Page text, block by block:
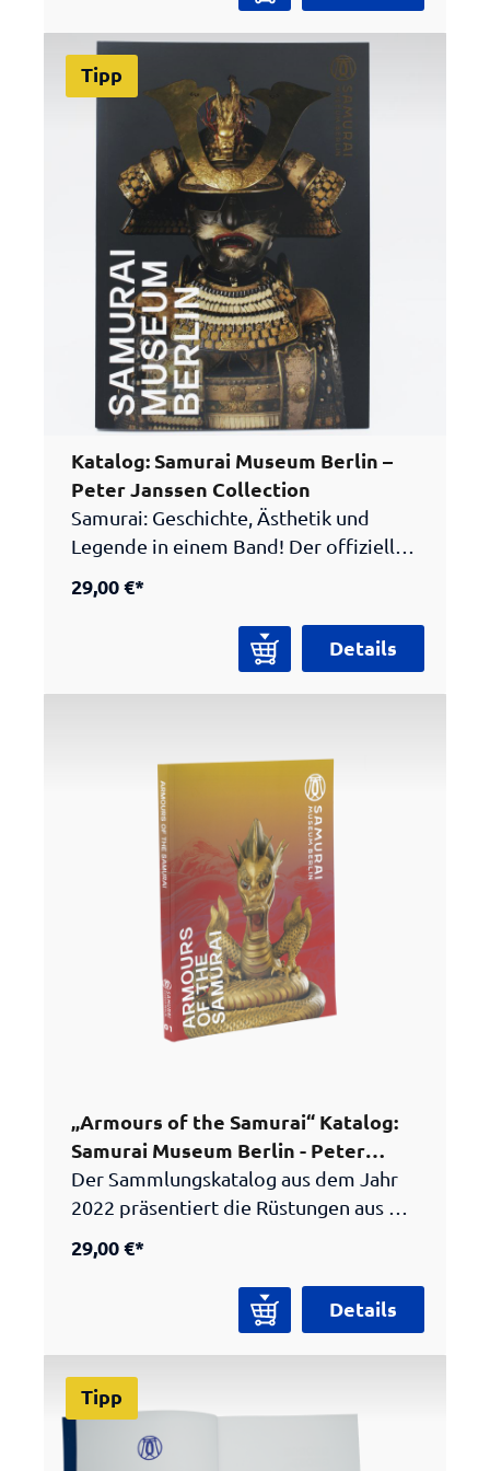
values of the samurai - righteousness,
heroic courage, compassion, courtesy,
sincerity, honor, loyalty - and their
relevance in today's world. Author and
illustrator: Linda Lang. Published by
Samurai Museum Berlin.
Tipp
Katalog: Samurai Museum Berlin –
Peter Janssen Collection
Samurai: Geschichte, Ästhetik und
Legende in einem Band! Der offizielle
präsentiert die Highlights der
berühmten Peter Janssen Collection –
mit eindrucksvollen Farbabbildungen,
Leeds).Schematische Übersichten,
Karten und eine ausgewählte
Bibliografie machen diesen Katalog zu
einem unverzichtbaren Begleiter für
alle, die sich für Japan, Kunst, Design,
Popkultur oder Gaming interessieren.
29,00 €*
Details
„Armours of the Samurai“ Katalog:
Samurai Museum Berlin - Peter
Janssen Collection
Der Sammlungskatalog aus dem Jahr
2022 präsentiert die Rüstungen aus der
Version).Zwei von Experten verfasste
Essays zur Entwicklung der Samurai-
Rüstungen und zum Weg des Tees
die Geschichte und die Kultur der
Samurai. Im Katalogteil werden die
Rüstungen detailliert beschrieben und
wissenschaftlich eingeordnet.
29,00 €*
Details
Tipp